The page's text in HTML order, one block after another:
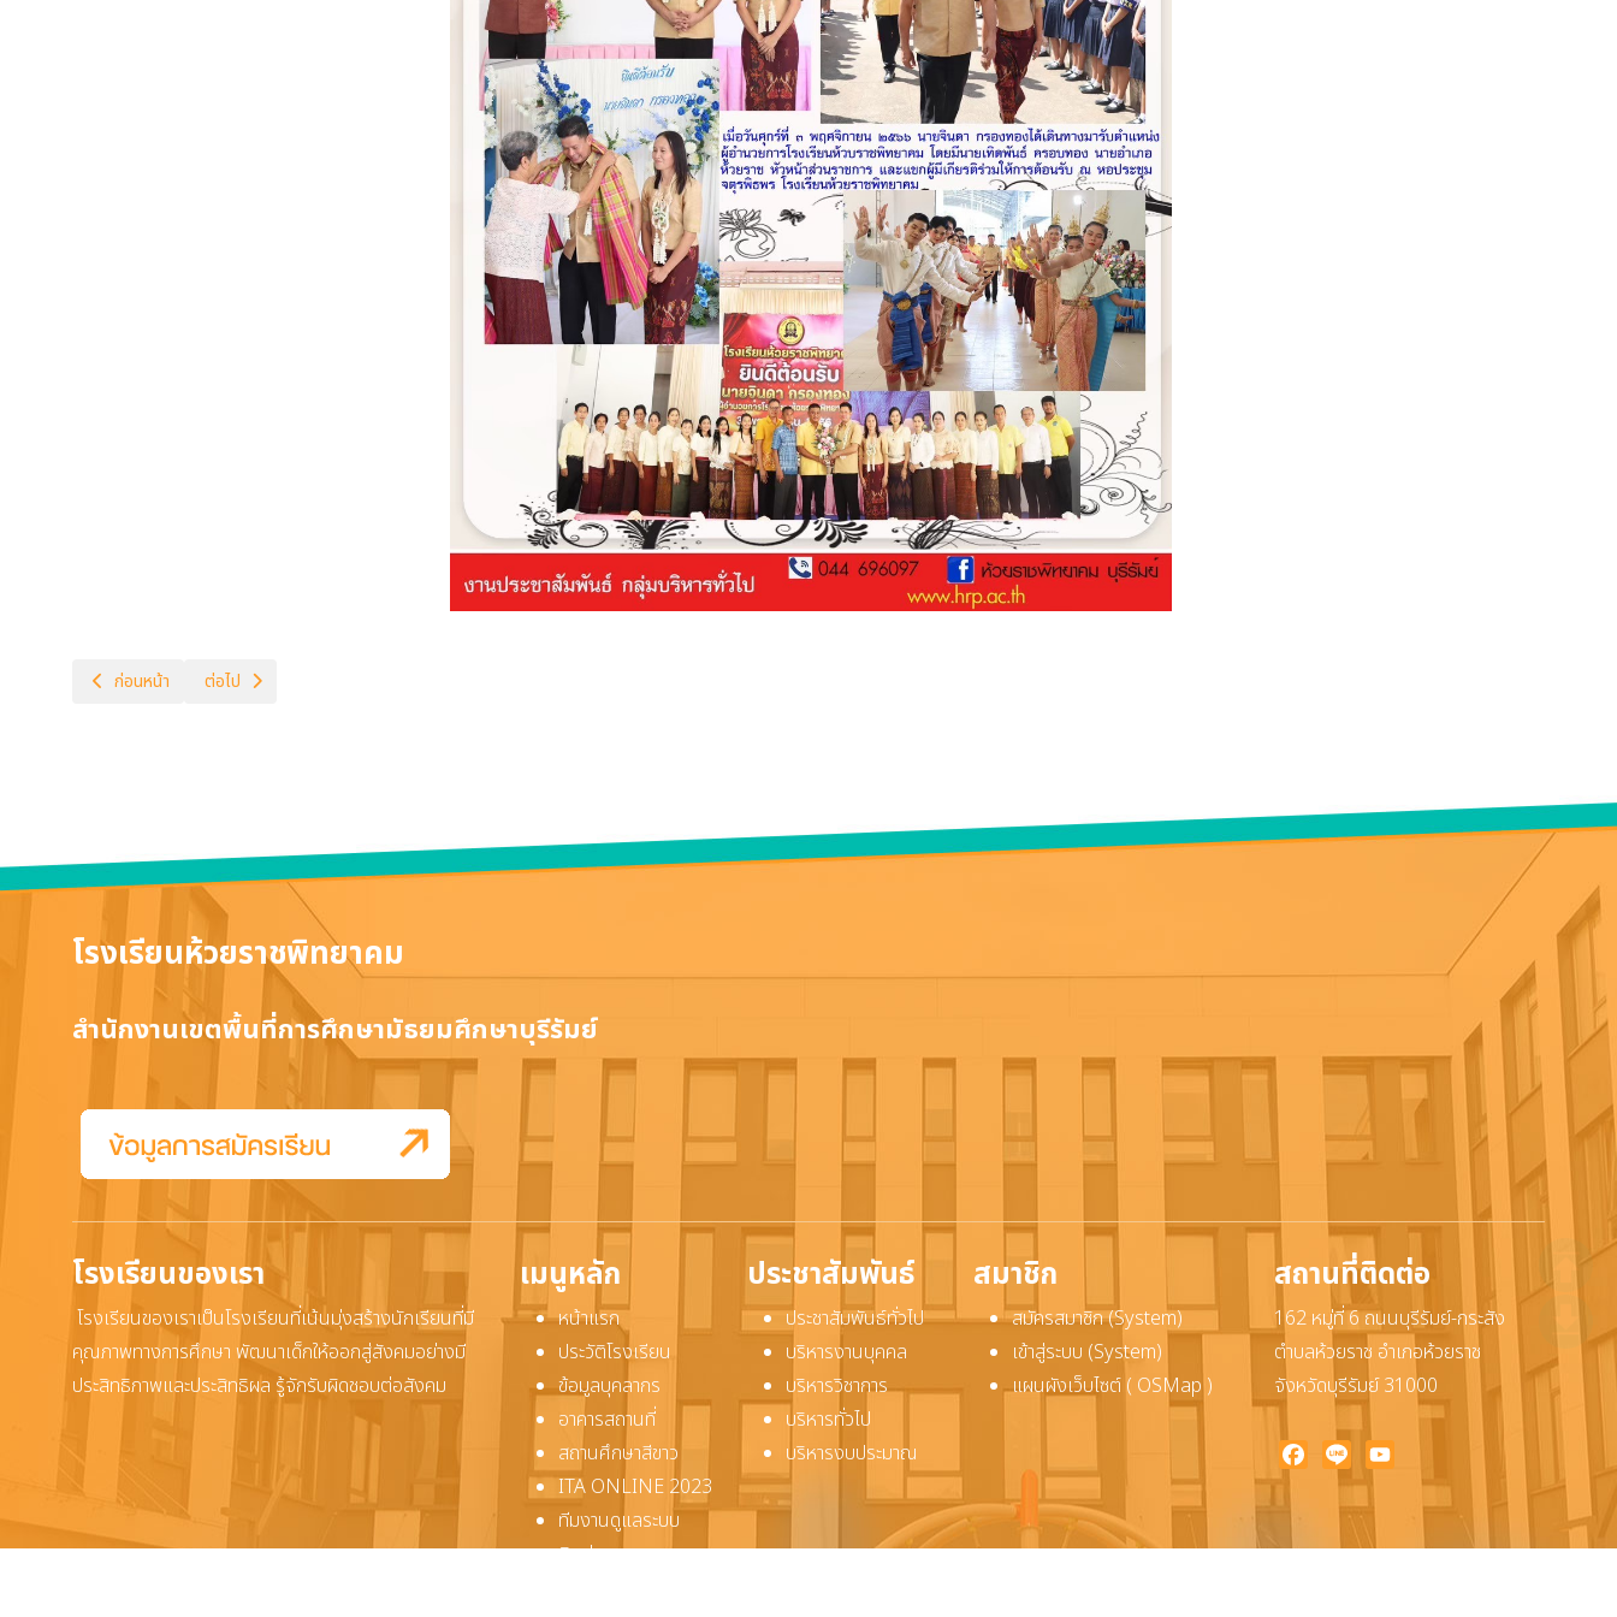
เนื้อหาก่อนหน้า: ฉบับที่ 06-2566
ก่อนหน้า เนื้อหาถัดไป: ฉบับที่ 04-2566
ต่อไป
โรงเรียนห้วยราชพิทยาคม
สำนักงานเขตพื้นที่การศึกษามัธยมศึกษาบุรีรัมย์
โรงเรียนของเรา
โรงเรียนของเราเป็นโรงเรียนที่เน้นมุ่งสร้างนักเรียนที่มี
คุณภาพทางการศึกษา พัฒนาเด็กให้ออกสู่สังคมอย่างมี
ประสิทธิภาพและประสิทธิผล รู้จักรับผิดชอบต่อสังคม
เมนูหลัก
หน้าแรก
ประวัติโรงเรียน
ข้อมูลบุคลากร
อาคารสถานที่
สถานศึกษาสีขาว
ITA ONLINE 2023
ทีมงานดูแลระบบ
ติดต่อเรา
ประชาสัมพันธ์
ประชาสัมพันธ์ทั่วไป
บริหารงานบุคคล
บริหารวิชาการ
บริหารทั่วไป
บริหารงบประมาณ
สมาชิก
สมัครสมาชิก (System)
เข้าสู่ระบบ (System)
แผนผังเว็บไซต์ ( OSMap )
สถานที่ติดต่อ
162 หมู่ที่ 6 ถนนบุรีรัมย์-กระสัง
ตำบลห้วยราช อำเภอห้วยราช
จังหวัดบุรีรัมย์ 31000
Facebook
Line YouTube